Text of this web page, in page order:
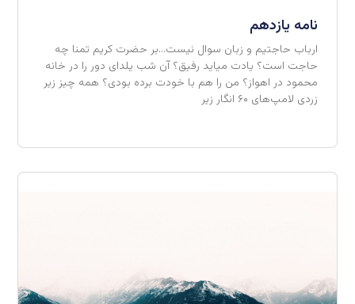
نامه یازدهم
ارباب حاجتیم و زبان سوال نیست…بر حضرت کریم تمنا چه
حاجت است؟ یادت میاید رفیق؟ آن شب یلدای دور را در خانه
محمود در اهواز؟ من را هم با خودت برده بودی؟ همه چیز زیر
زردی لامپ‌های ۶۰ انگار زیر